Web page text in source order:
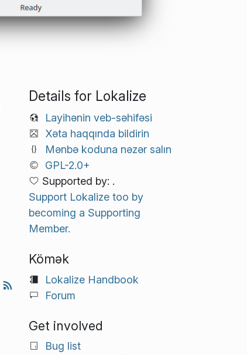
Details for Lokalize
Layihənin veb-səhifəsi
Xəta haqqında bildirin
Mənbə koduna nəzər salın
GPL-2.0+
Supported by: .
Support Lokalize too by
becoming a Supporting
Member.
Kömək
Lokalize Handbook
Forum
Get involved
Bug list